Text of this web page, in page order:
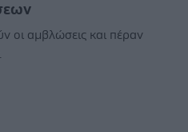
οι αμβλώσεις και πέραν